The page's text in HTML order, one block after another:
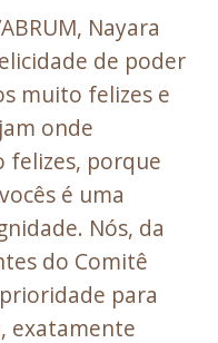
Nayara
de poder
muito felizes e
onde
felizes, porque
é uma
Nós, da
do Comitê
para
exatamente